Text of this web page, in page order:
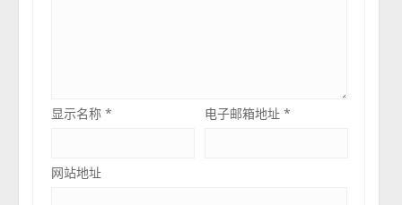
显示名称* 电子邮箱地址*
网站地址